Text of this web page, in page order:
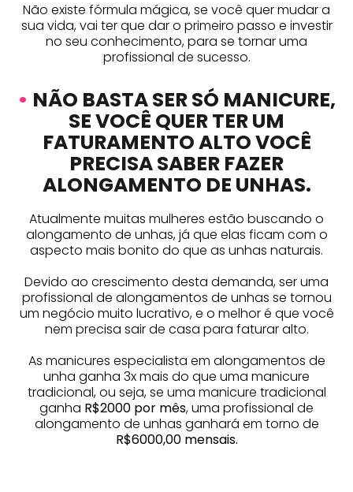
Não existe fórmula mágica, se você quer mudar a
sua vida, vai ter que dar o primeiro passo e investir
no seu conhecimento, para se tornar uma
profissional de sucesso.
• NÃO BASTA SER SÓ MANICURE,
SE VOCÊ QUER TER UM
FATURAMENTO ALTO VOCÊ
PRECISA SABER FAZER
ALONGAMENTO DE UNHAS.
Atualmente muitas mulheres estão buscando o
alongamento de unhas, já que elas ficam com o
aspecto mais bonito do que as unhas naturais.
Devido ao crescimento desta demanda, ser uma
profissional de alongamentos de unhas se tornou
um negócio muito lucrativo, e o melhor é que você
nem precisa sair de casa para faturar alto.
As manicures especialista em alongamentos de
unha ganha 3x mais do que uma manicure
tradicional, ou seja, se uma manicure tradicional
ganha R$2000 por mês, uma profissional de
alongamento de unhas ganhará em torno de
R$6000,00 mensais.